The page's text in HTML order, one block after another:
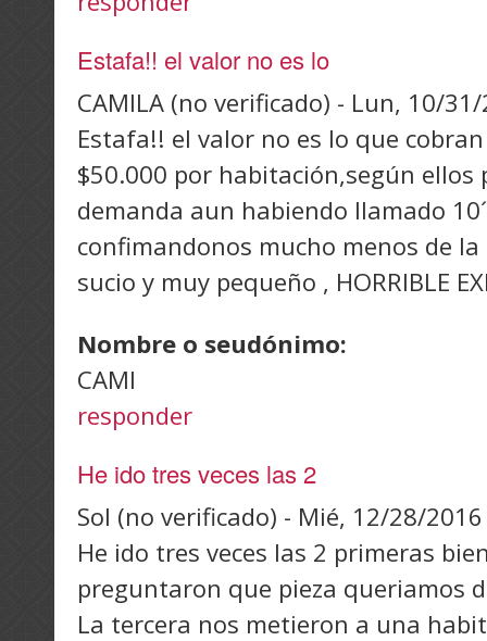
Estafa!! el valor no es lo
CAMILA (no verificado) - Lun, 10/
Estafa!! el valor no es lo que
$50.000 por habitación,según ellos
demanda aun habiendo llamado
confimandonos mucho menos de
sucio y muy pequeño , HORRIBLE
Nombre o seudónimo:
CAMI
responder
He ido tres veces las 2
Sol (no verificado) - Mié, 12/28/
He ido tres veces las 2 primeras
preguntaron que pieza queriamos
La tercera nos metieron a una